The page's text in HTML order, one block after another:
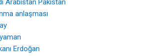
Arabistan Pakistan
anlaşması
Erdoğan